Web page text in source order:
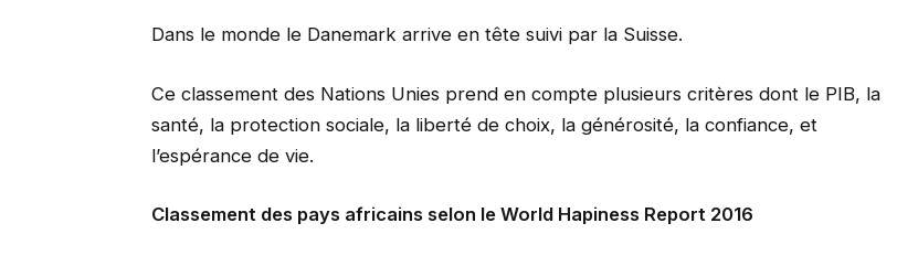
Dans le monde le Danemark arrive en tête suivi par la Suisse.
Ce classement des Nations Unies prend en compte plusieurs critères dont le PIB, la
santé, la protection sociale, la liberté de choix, la générosité, la confiance, et
l’espérance de vie.
Classement des pays africains selon le World Hapiness Report 2016